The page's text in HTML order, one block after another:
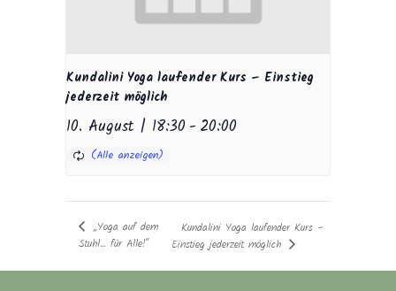
Kundalini Yoga laufender Kurs – Einstieg
jederzeit möglich
10. August | 18:30 -20:00
„Yoga auf dem
Stuhl… für Alle!“
Kundalini Yoga laufender Kurs –
Einstieg jederzeit möglich